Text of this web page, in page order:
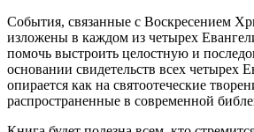
События, связанные с Воскресением
изложены в каждом из четырех
помочь выстроить целостную и
основании свидетельств всех четырех
опирается как на святоотеческие
распространенные в современной